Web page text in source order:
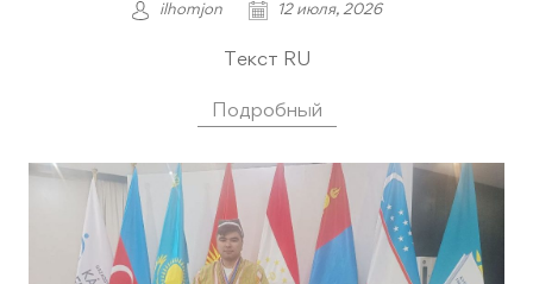
ilhomjon 12 июля, 2026
Текст RU
Подробный